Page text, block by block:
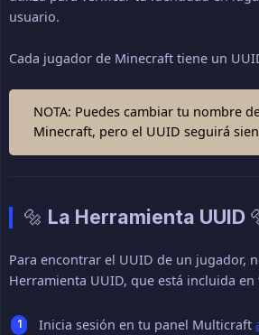
usuario.
Cada jugador de Minecraft tiene un
NOTA: Puedes cambiar tu nombre
Minecraft, pero el UUID seguirá
🔩 La Herramienta UUID
Para encontrar el UUID de un jugador,
Herramienta UUID, que está incluida
Inicia sesión en tu panel Multicraft